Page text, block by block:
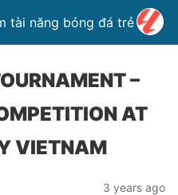
tài năng bóng đá trẻ
–
AT
VIETNAM
3 years ago